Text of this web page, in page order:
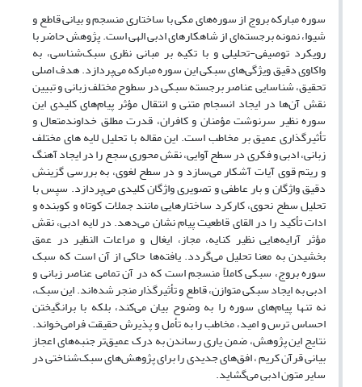
سوره مبارکه بروج از سوره‌های مکی با ساختاری منسجم و بیانی قاطع و
شیوا، نمونه برجسته‌ای از شاهکارهای ادبی الهی است. پژوهش حاضر با
رویکرد توصیفی-تحلیلی و با تکیه بر مبانی نظری سبک‌شناسی، به
واکاوی دقیق ویژگی‌های سبکی این سوره مبارکه می‌پردازد. هدف اصلی
تحقیق، شناسایی عناصر برجسته سبکی در سطوح مختلف زبانی و تبیین
نقش آن‌ها در ایجاد انسجام متنی و انتقال مؤثر پیام‌های کلیدی این
سوره نظیر سرنوشت مؤمنان و کافران، قدرت مطلق خداوندمتعال و
تأثیرگذاری عمیق بر مخاطب است. این مقاله با تحلیل لایه های مختلف
زبانی، ادبی و فکری در سطح آوایی، نقش محوری سجع را در ایجاد آهنگ
و ریتم قوی آیات آشکار می‌سازد و در سطح لغوی، به بررسی گزینش
دقیق واژگان و بار عاطفی و تصویری واژگان کلیدی می‌پردازد. سپس با
تحلیل سطح نحوی، کارکرد ساختارهایی مانند جملات کوتاه و کوبنده و
ادات تأکید را در القای قاطعیت پیام نشان می‌دهد. در لایه ادبی، نقش
مؤثر آرایه‌هایی نظیر کنایه، مجاز، ایغال و مراعات النظیر در عمق
بخشیدن به معنا تحلیل می‌گردد. یافته‌ها حاکی از آن است که سبک
سوره بروج، سبکی کاملاً منسجم است که در آن تمامی عناصر زبانی و
ادبی به ایجاد سبکی متوازن، قاطع و تأثیرگذار منجر شده‌اند. این سبک،
نه تنها پیام‌های سوره را به وضوح بیان می‌کند، بلکه با برانگیختن
احساس ترس و امید، مخاطب را به تأمل و پذیرش حقیقت فرامی‌خواند.
نتایج این پژوهش، ضمن یاری رساندن به درک عمیق‌تر جنبه‌های اعجاز
بیانی قرآن کریم ، افق‌های جدیدی را برای پژوهش‌های سبک‌شناختی در
سایر متون ادبی می‌گشاید.